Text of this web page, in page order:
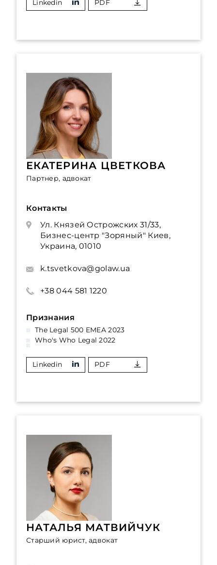
Linkedin PDF
ЕКАТЕРИНА ЦВЕТКОВА
Партнер, адвокат
Контакты
Ул. Князей Острожских 31/33,
Бизнес-центр "Зоряный" Киев,
Украина, 01010
k.tsvetkova@golaw.ua
+38 044 581 1220
Признания
The Legal 500 EMEA 2023
Who's Who Legal 2022
Linkedin PDF
НАТАЛЬЯ МАТВИЙЧУК
Старший юрист, адвокат